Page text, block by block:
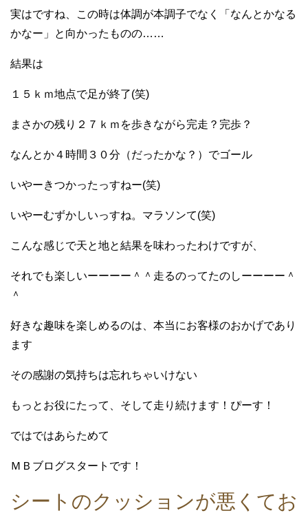
実はですね、この時は体調が本調子でなく「なんとかなる
かなー」と向かったものの……
結果は
１５ｋｍ地点で足が終了(笑)
まさかの残り２７ｋｍを歩きながら完走？完歩？
なんとか４時間３０分（だったかな？）でゴール
いやーきつかったっすねー(笑)
いやーむずかしいっすね。マラソンて(笑)
こんな感じで天と地と結果を味わったわけですが、
それでも楽しいーーーー＾＾走るのってたのしーーーー＾
＾
好きな趣味を楽しめるのは、本当にお客様のおかげであり
ます
その感謝の気持ちは忘れちゃいけない
もっとお役にたって、そして走り続けます！ぴーす！
ではではあらためて
ＭＢブログスタートです！
シートのクッションが悪くてお